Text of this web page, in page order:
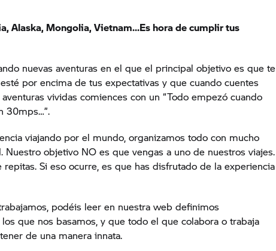
Alaska, Mongolia, Vietnam…Es hora de cumplir tus
nuevas aventuras en el que el principal objetivo es que te
por encima de tus expectativas y que cuando cuentes
vividas comiences con un “Todo empezó cuando
30mps…”.
viajando por el mundo, organizamos todo con mucho
Nuestro objetivo NO es que vengas a uno de nuestros viajes.
Si eso ocurre, es que has disfrutado de la experiencia
podéis leer en nuestra web definimos
que nos basamos, y que todo el que colabora o trabaja
de una manera innata.